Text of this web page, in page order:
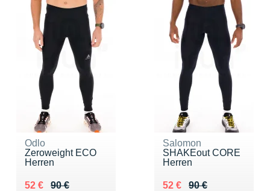
Odlo
Zeroweight ECO
Herren
90 €
Au lieu de 90 €
52 €
Vendu 52 €
Salomon
SHAKEout CORE
Herren
90 €
Au lieu de 90 €
52 €
Vendu 52 €